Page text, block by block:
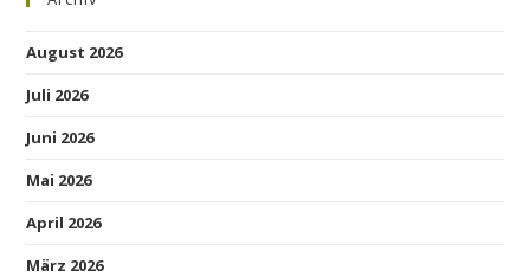
August 2026
Juli 2026
Juni 2026
Mai 2026
April 2026
März 2026